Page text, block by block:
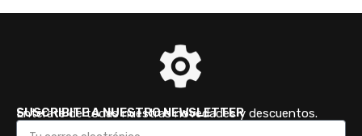
SUSCRIBITE A NUESTRO NEWSLETTER
Enterate de todas nuestras novedades y descuentos.